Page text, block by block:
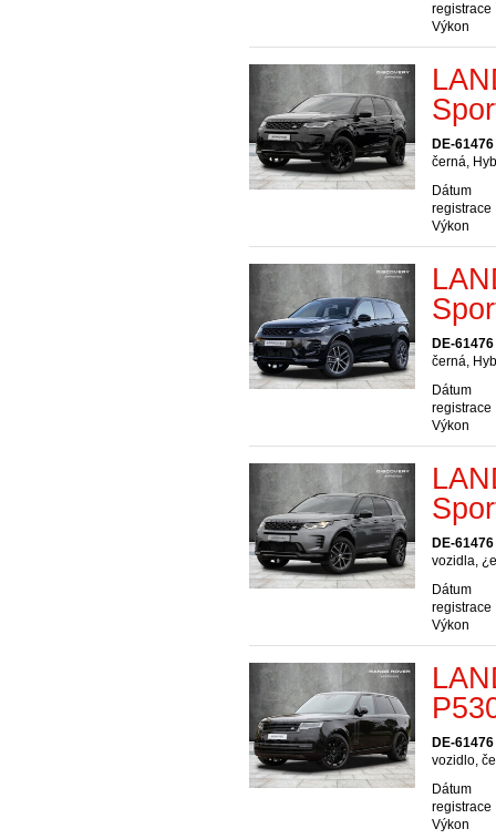
registrace
Výkon
DE-
černá,
Dátum
registrace
Výkon
DE-
černá,
Dátum
registrace
Výkon
DE-
vozidla,
Dátum
registrace
Výkon
DE-
vozidlo,
Dátum
registrace
Výkon